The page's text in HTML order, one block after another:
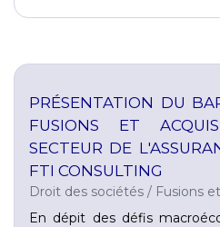
PRÉSENTATION DU
FUSIONS ET
SECTEUR DE
FTI CONSULTING
Droit des sociétés / Fusions
En dépit des défis